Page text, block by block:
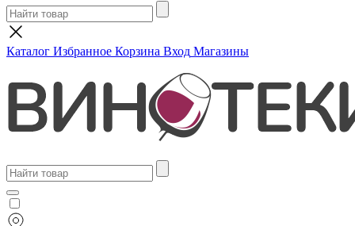
Каталог Избранное Корзина Вход Магазины